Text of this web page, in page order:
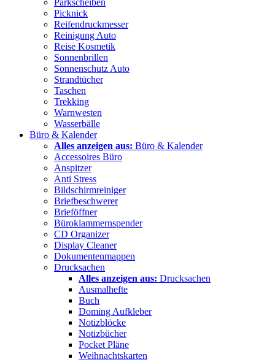
Parkscheiben
Picknick
Reifendruckmesser
Reinigung Auto
Reise Kosmetik
Sonnenbrillen
Sonnenschutz Auto
Strandtücher
Taschen
Trekking
Warnwesten
Wasserbälle
Büro & Kalender
Alles anzeigen aus: Büro & Kalender
Accessoires Büro
Anspitzer
Anti Stress
Bildschirmreiniger
Briefbeschwerer
Brieföffner
Büroklammernspender
CD Organizer
Display Cleaner
Dokumentenmappen
Drucksachen
Alles anzeigen aus: Drucksachen
Ausmalhefte
Buch
Doming Aufkleber
Notizblöcke
Notizbücher
Pocket Pläne
Weihnachtskarten